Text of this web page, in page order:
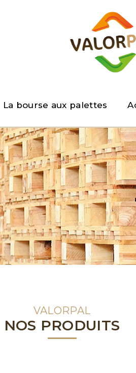
La bourse aux palettes
VALORPAL
NOS PRODUITS